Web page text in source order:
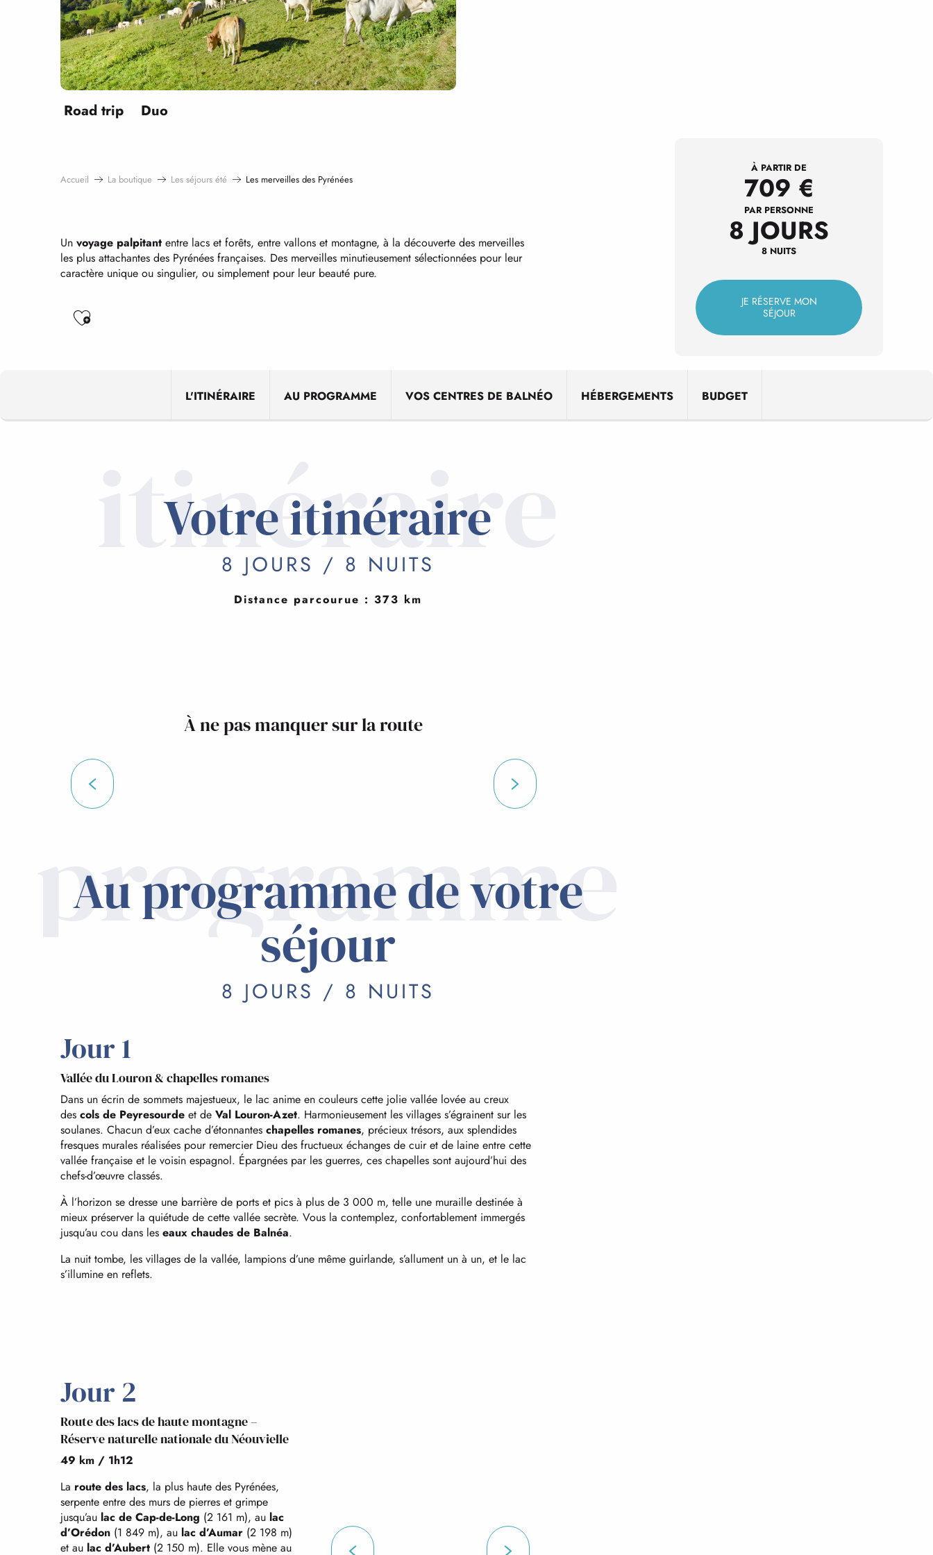
Road trip Duo
Accueil La boutique Les séjours été Les merveilles des Pyrénées
Un voyage palpitant entre lacs et forêts, entre vallons et montagne, à la découverte des merveilles
les plus attachantes des Pyrénées françaises. Des merveilles minutieusement sélectionnées pour leur
caractère unique ou singulier, ou simplement pour leur beauté pure.
Ajouter aux favoris
À PARTIR DE
709 €
PAR PERSONNE
8 JOURS
8 NUITS
JE RÉSERVE MON
SÉJOUR
L'ITINÉRAIRE AU PROGRAMME VOS CENTRES DE BALNÉO HÉBERGEMENTS BUDGET
itinéraire
Votre itinéraire
8 JOURS / 8 NUITS
Distance parcourue : 373 km
À ne pas manquer sur la route
programme
Au programme de votre
séjour
8 JOURS / 8 NUITS
Jour 1
Vallée du Louron & chapelles romanes
Dans un écrin de sommets majestueux, le lac anime en couleurs cette jolie vallée lovée au creux
des cols de Peyresourde et de Val Louron-Azet. Harmonieusement les villages s’égrainent sur les
soulanes. Chacun d’eux cache d’étonnantes chapelles romanes, précieux trésors, aux splendides
fresques murales réalisées pour remercier Dieu des fructueux échanges de cuir et de laine entre cette
vallée française et le voisin espagnol. Épargnées par les guerres, ces chapelles sont aujourd’hui des
chefs-d’œuvre classés.
À l’horizon se dresse une barrière de ports et pics à plus de 3 000 m, telle une muraille destinée à
mieux préserver la quiétude de cette vallée secrète. Vous la contemplez, confortablement immergés
jusqu’au cou dans les eaux chaudes de Balnéa.
La nuit tombe, les villages de la vallée, lampions d’une même guirlande, s’allument un à un, et le lac
s’illumine en reflets.
Jour 2
Route des lacs de haute montagne –
Réserve naturelle nationale du Néouvielle
49 km / 1h12
La route des lacs, la plus haute des Pyrénées,
serpente entre des murs de pierres et grimpe
jusqu’au lac de Cap-de-Long (2 161 m), au lac
d’Orédon (1 849 m), au lac d’Aumar (2 198 m)
et au lac d’Aubert (2 150 m). Elle vous mène au